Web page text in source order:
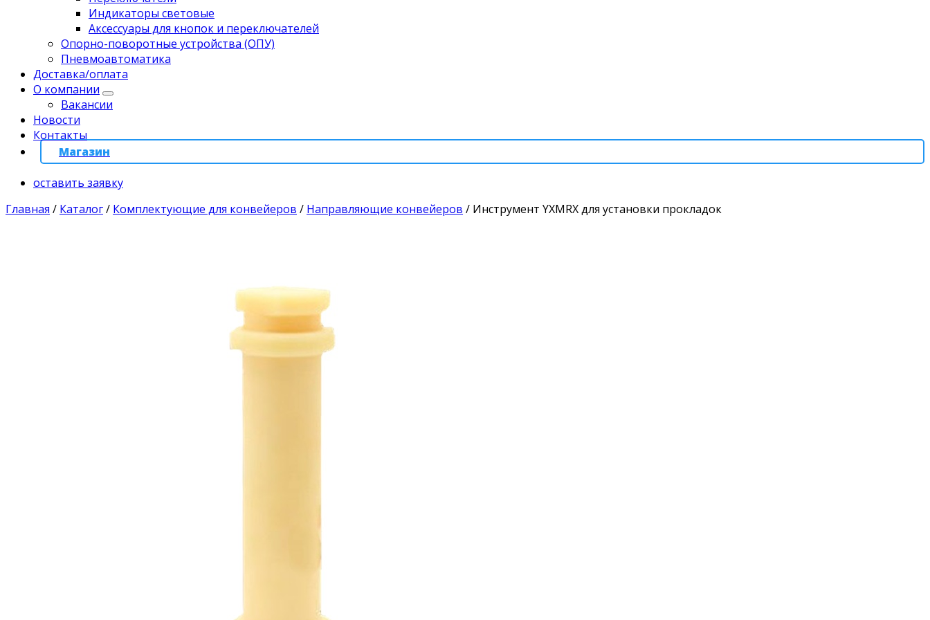
Индикаторы световые
Аксессуары для кнопок и переключателей
Опорно-поворотные устройства (ОПУ)
Пневмоавтоматика
Доставка/оплата
О компании
Вакансии
Новости
Контакты
Магазин
оставить заявку
Главная / Каталог/ Комплектующие для конвейеров / Направляющие конвейеров / Инструмент YXMRX для установки прокладок